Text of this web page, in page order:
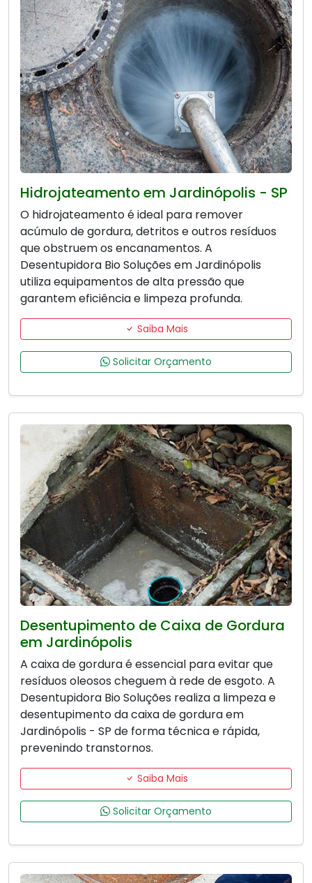
Hidrojateamento em Jardinópolis - SP
O hidrojateamento é ideal para remover
acúmulo de gordura, detritos e outros resíduos
que obstruem os encanamentos. A
Desentupidora Bio Soluções em Jardinópolis
utiliza equipamentos de alta pressão que
garantem eficiência e limpeza profunda.
Saiba Mais
Solicitar Orçamento
Desentupimento de Caixa de Gordura
em Jardinópolis
A caixa de gordura é essencial para evitar que
resíduos oleosos cheguem à rede de esgoto. A
Desentupidora Bio Soluções realiza a limpeza e
desentupimento da caixa de gordura em
Jardinópolis - SP de forma técnica e rápida,
prevenindo transtornos.
Saiba Mais
Solicitar Orçamento